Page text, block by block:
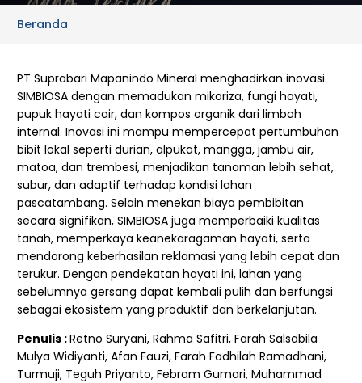
Beranda
PT Suprabari Mapanindo Mineral menghadirkan inovasi
SIMBIOSA dengan memadukan mikoriza, fungi hayati,
pupuk hayati cair, dan kompos organik dari limbah
internal. Inovasi ini mampu mempercepat pertumbuhan
bibit lokal seperti durian, alpukat, mangga, jambu air,
matoa, dan trembesi, menjadikan tanaman lebih sehat,
subur, dan adaptif terhadap kondisi lahan
pascatambang. Selain menekan biaya pembibitan
secara signifikan, SIMBIOSA juga memperbaiki kualitas
tanah, memperkaya keanekaragaman hayati, serta
mendorong keberhasilan reklamasi yang lebih cepat dan
terukur. Dengan pendekatan hayati ini, lahan yang
sebelumnya gersang dapat kembali pulih dan berfungsi
sebagai ekosistem yang produktif dan berkelanjutan.
Penulis :Retno Suryani, Rahma Safitri, Farah Salsabila
Mulya Widiyanti, Afan Fauzi, Farah Fadhilah Ramadhani,
Turmuji, Teguh Priyanto, Febram Gumari, Muhammad